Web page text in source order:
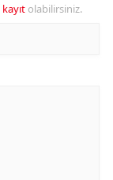
kayıt olabilirsiniz.